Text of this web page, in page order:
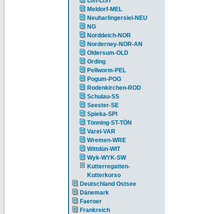
Meldorf-MEL
Neuharlingersiel-NEU
NG
Norddeich-NOR
Norderney-NOR-AN
Oldersum-OLD
Ording
Pellworm-PEL
Pogum-POG
Rodenkirchen-ROD
Schulau-SS
Seester-SE
Spieka-SPI
Tönning-ST-TÖN
Varel-VAR
Wremen-WRE
Wittdün-WIT
Wyk-WYK-SW
Kutterregatten-
Kutterkorso
Deutschland Ostsee
Dänemark
Faeroer
Frankreich